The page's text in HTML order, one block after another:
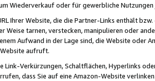
Wiederverkauf oder für gewerbliche
Ihrer Website, die die Partner-Links enthält
Weise tarnen, verstecken, manipulieren oder
Aufwand in der Lage sind, die Website oder
aufruft.
Link-Verkürzungen, Schaltflächen, Hyperlinks
dass Sie auf eine Amazon-Website